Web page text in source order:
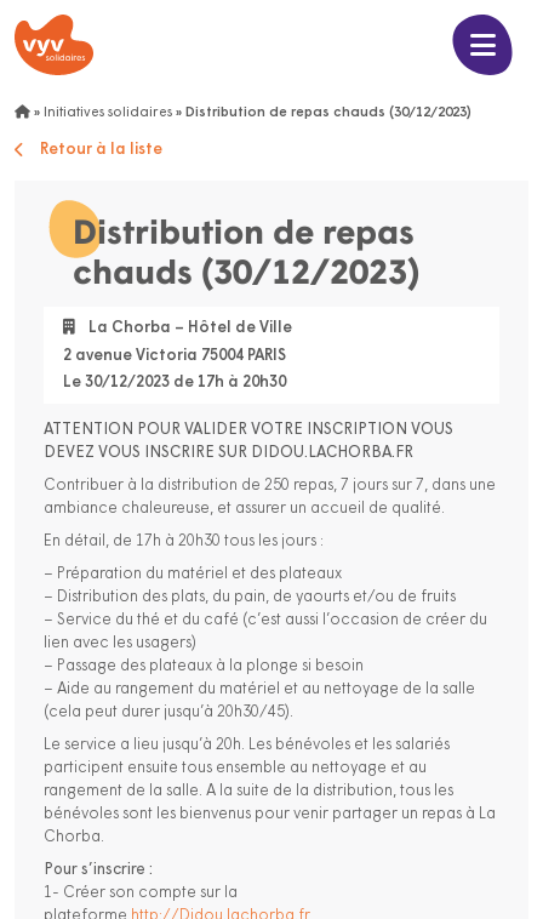
» Initiatives solidaires » Distribution de repas chauds (30/12/2023)
Retour à la liste
Distribution de repas
chauds (30/12/2023)
La Chorba – Hôtel de Ville
2 avenue Victoria 75004 PARIS
Le 30/12/2023 de 17h à 20h30
ATTENTION POUR VALIDER VOTRE INSCRIPTION VOUS
DEVEZ VOUS INSCRIRE SUR DIDOU.LACHORBA.FR
Contribuer à la distribution de 250 repas, 7 jours sur 7, dans une
ambiance chaleureuse, et assurer un accueil de qualité.
En détail, de 17h à 20h30 tous les jours :
– Préparation du matériel et des plateaux
– Distribution des plats, du pain, de yaourts et/ou de fruits
– Service du thé et du café (c’est aussi l’occasion de créer du
lien avec les usagers)
– Passage des plateaux à la plonge si besoin
– Aide au rangement du matériel et au nettoyage de la salle
(cela peut durer jusqu’à 20h30/45).
Le service a lieu jusqu’à 20h. Les bénévoles et les salariés
participent ensuite tous ensemble au nettoyage et au
rangement de la salle. A la suite de la distribution, tous les
bénévoles sont les bienvenus pour venir partager un repas à La
Chorba.
Pour s’inscrire :
1- Créer son compte sur la
plateforme http://Didou.lachorba.fr